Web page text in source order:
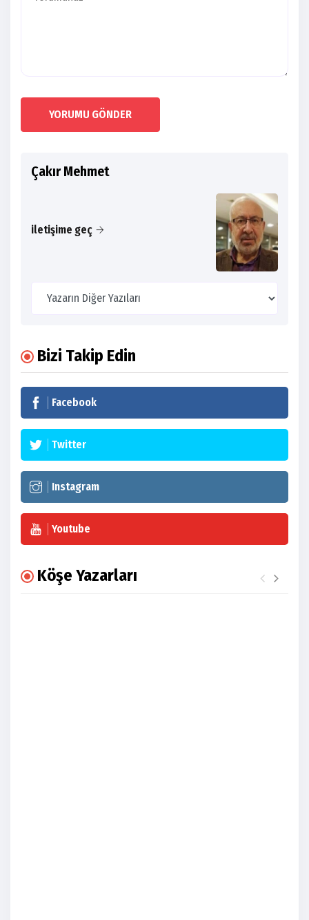
YORUMU GÖNDER
Çakır Mehmet
iletişime geç
Bizi Takip Edin
Facebook
Twitter
Instagram
Youtube
Köşe Yazarları